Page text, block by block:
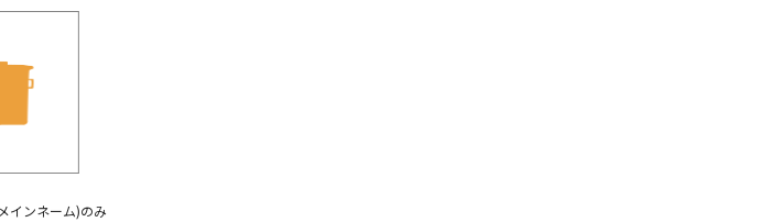
インネーム)のみ